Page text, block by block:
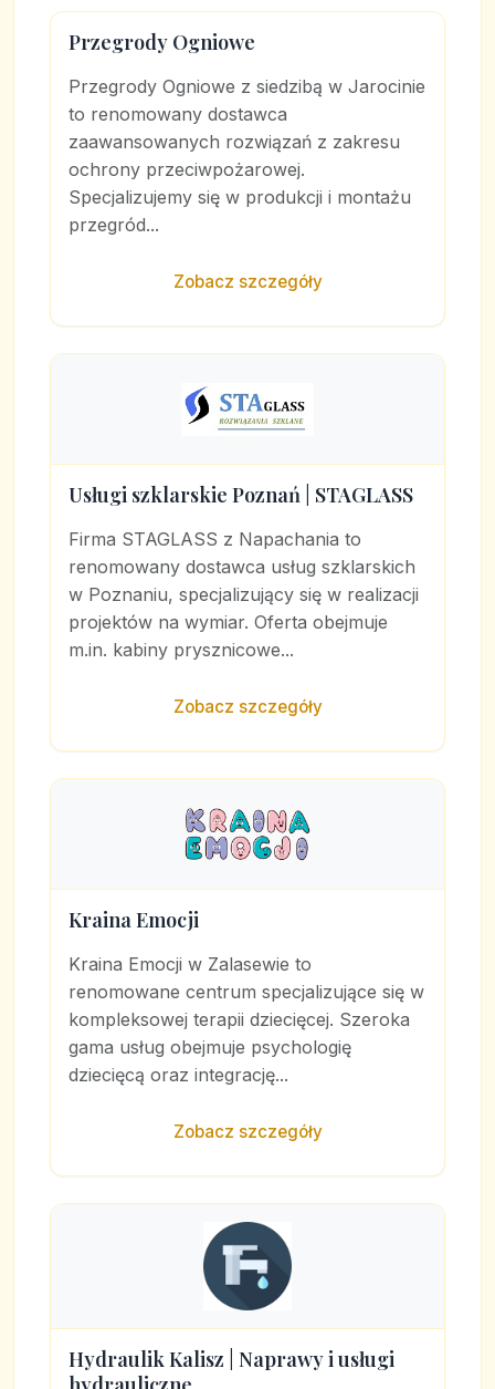
Przegrody Ogniowe
Przegrody Ogniowe z siedzibą w Jarocinie
to renomowany dostawca
zaawansowanych rozwiązań z zakresu
ochrony przeciwpożarowej.
Specjalizujemy się w produkcji i montażu
przegród...
Zobacz szczegóły
Usługi szklarskie Poznań | STAGLASS
Firma STAGLASS z Napachania to
renomowany dostawca usług szklarskich
w Poznaniu, specjalizujący się w realizacji
projektów na wymiar. Oferta obejmuje
m.in. kabiny prysznicowe...
Zobacz szczegóły
Kraina Emocji
Kraina Emocji w Zalasewie to
renomowane centrum specjalizujące się w
kompleksowej terapii dziecięcej. Szeroka
gama usług obejmuje psychologię
dziecięcą oraz integrację...
Zobacz szczegóły
Hydraulik Kalisz | Naprawy i usługi